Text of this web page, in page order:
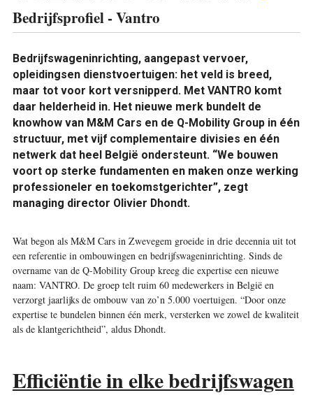
Bedrijfsprofiel - Vantro
Bedrijfswageninrichting, aangepast vervoer,
opleidingsen dienstvoertuigen: het veld is breed,
maar tot voor kort versnipperd. Met VANTRO komt
daar helderheid in. Het nieuwe merk bundelt de
knowhow van M&M Cars en de Q-Mobility Group in één
structuur, met vijf complementaire divisies en één
netwerk dat heel België ondersteunt. “We bouwen
voort op sterke fundamenten en maken onze werking
professioneler en toekomstgerichter”, zegt
managing director Olivier Dhondt.
Wat begon als M&M Cars in Zwevegem groeide in drie decennia uit tot
een referentie in ombouwingen en bedrijfswageninrichting. Sinds de
overname van de Q-Mobility Group kreeg die expertise een nieuwe
naam: VANTRO. De groep telt ruim 60 medewerkers in België en
verzorgt jaarlijks de ombouw van zo’n 5.000 voertuigen. “Door onze
expertise te bundelen binnen één merk, versterken we zowel de kwaliteit
als de klantgerichtheid”, aldus Dhondt.
Efficiëntie in elke bedrijfswagen